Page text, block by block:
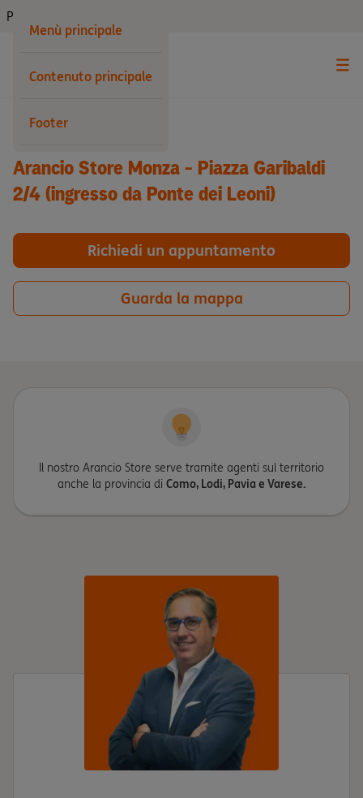
Menù principale
Contenuto principale
Footer
Privati
Arancio Store Monza - Piazza Garibaldi
2/4 (ingresso da Ponte dei Leoni)
Richiedi un appuntamento
Guarda la mappa
Il nostro Arancio Store serve tramite agenti sul territorio
anche la provincia di Como, Lodi, Pavia e Varese.